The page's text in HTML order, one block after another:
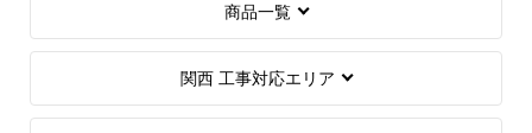
商品一覧
関西 工事対応エリア